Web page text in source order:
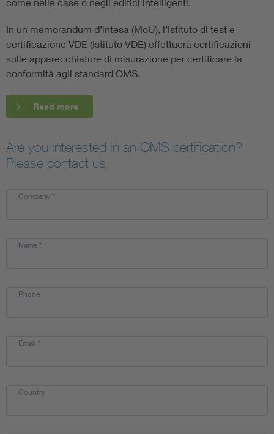
In un memorandum d’intesa (MoU), l’Istituto di test e
certificazione VDE (Istituto VDE) effettuerà certificazioni
sulle apparecchiature di misurazione per certificare la
conformità agli standard OMS.
Read more
Are you interested in an OMS certification?
Please contact us
Company *
Name *
Phone
Email *
Country